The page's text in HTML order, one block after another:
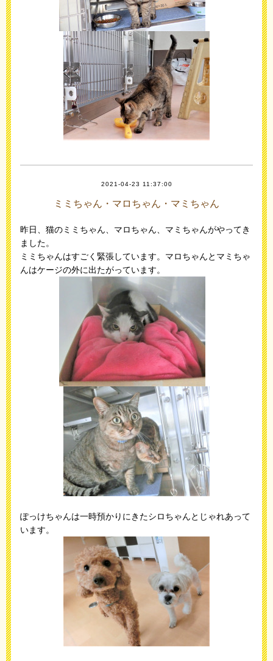
2021-04-23 11:37:00
ミミちゃん・マロちゃん・マミちゃん
昨日、猫のミミちゃん、マロちゃん、マミちゃんがやってき
ました。
ミミちゃんはすごく緊張しています。マロちゃんとマミちゃ
んはケージの外に出たがっています。
ぽっけちゃんは一時預かりにきたシロちゃんとじゃれあって
います。